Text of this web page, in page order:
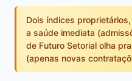
Dois índices
a saúde imediata
de Futuro Setorial olha
(apenas novas